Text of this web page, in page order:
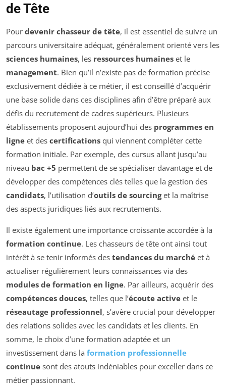
de Tête
Pour devenir chasseur de tête, il est essentiel de suivre un
parcours universitaire adéquat, généralement orienté vers les
sciences humaines, les ressources humaines et le
management. Bien qu’il n’existe pas de formation précise
exclusivement dédiée à ce métier, il est conseillé d’acquérir
une base solide dans ces disciplines afin d’être préparé aux
défis du recrutement de cadres supérieurs. Plusieurs
établissements proposent aujourd’hui des programmes en
ligne et des certifications qui viennent compléter cette
formation initiale. Par exemple, des cursus allant jusqu’au
niveau bac +5 permettent de se spécialiser davantage et de
développer des compétences clés telles que la gestion des
candidats, l’utilisation d’outils de sourcinget la maîtrise
des aspects juridiques liés aux recrutements.
Il existe également une importance croissante accordée à la
formation continue. Les chasseurs de tête ont ainsi tout
intérêt à se tenir informés des tendances du marché et à
actualiser régulièrement leurs connaissances via des
modules de formation en ligne. Par ailleurs, acquérir des
compétences douces, telles que l’écoute active et le
réseautage professionnel, s’avère crucial pour développer
des relations solides avec les candidats et les clients. En
somme, le choix d’une formation adaptée et un
investissement dans la formation professionnelle
continue sont des atouts indéniables pour exceller dans ce
métier passionnant.